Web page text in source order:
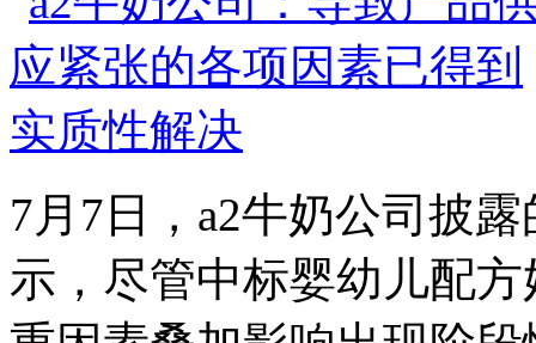
7月7日，a2牛奶公司披
示，尽管中标婴幼儿配